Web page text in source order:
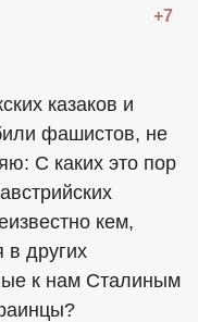
+7
казаков и
фашистов, не
С каких это пор
кем,
в других
к нам Сталиным